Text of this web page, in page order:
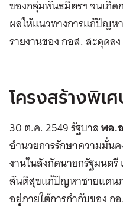
ของกลุ่มพันธมิตรฯ จนเกิด
ผลให้แนวทางการแก้ปัญห
รายงานของ กอส. สะดุดลง
โครงสร้างพิเ
30 ต.ค. 2549 รัฐบาลพล.
อำนวยการรักษาความมั่น
งานในสังกัดนายกรัฐมนตรี
สันติสุขแก้ปัญหาชายแดน
อยู่ภายใต้การกำกับของ ก